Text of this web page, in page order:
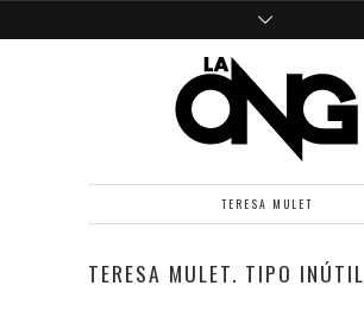
TERESA MULET
TERESA MULET. TIPO INÚTIL